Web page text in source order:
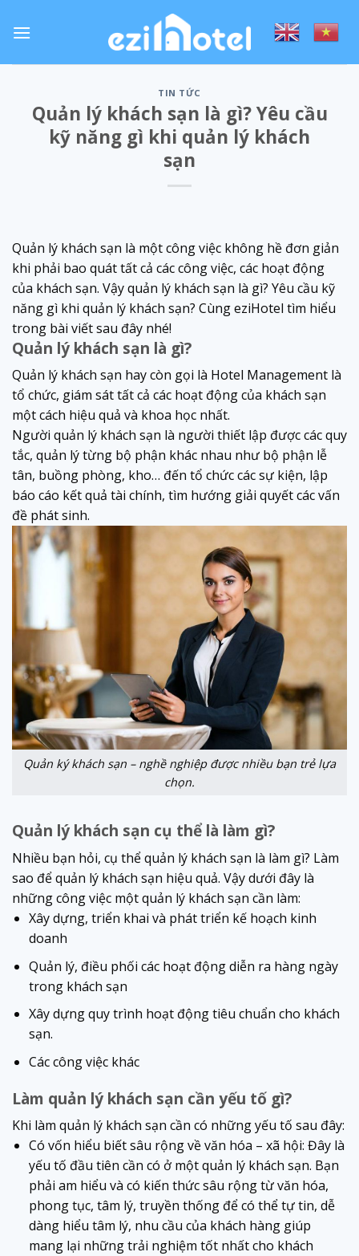
TIN TỨC
Quản lý khách sạn là gì? Yêu cầu
kỹ năng gì khi quản lý khách
sạn
Quản lý khách sạn là một công việc không hề đơn giản
khi phải bao quát tất cả các công việc, các hoạt động
của khách sạn. Vậy quản lý khách sạn là gì? Yêu cầu kỹ
năng gì khi quản lý khách sạn? Cùng eziHotel tìm hiểu
trong bài viết sau đây nhé!
Quản lý khách sạn là gì?
Quản lý khách sạn hay còn gọi là Hotel Management là
tổ chức, giám sát tất cả các hoạt động của khách sạn
một cách hiệu quả và khoa học nhất.
Người quản lý khách sạn là người thiết lập được các quy
tắc, quản lý từng bộ phận khác nhau như bộ phận lễ
tân, buồng phòng, kho… đến tổ chức các sự kiện, lập
báo cáo kết quả tài chính, tìm hướng giải quyết các vấn
đề phát sinh.
Quản ký khách sạn – nghề nghiệp được nhiều bạn trẻ lựa
chọn.
Quản lý khách sạn cụ thể là làm gì?
Nhiều bạn hỏi, cụ thể quản lý khách sạn là làm gì? Làm
sao để quản lý khách sạn hiệu quả. Vậy dưới đây là
những công việc một quản lý khách sạn cần làm:
Xây dựng, triển khai và phát triển kế hoạch kinh
doanh
Quản lý, điều phối các hoạt động diễn ra hàng ngày
trong khách sạn
Xây dựng quy trình hoạt động tiêu chuẩn cho khách
sạn.
Các công việc khác
Làm quản lý khách sạn cần yếu tố gì?
Khi làm quản lý khách sạn cần có những yếu tố sau đây:
Có vốn hiểu biết sâu rộng về văn hóa – xã hội: Đây là
yếu tố đầu tiên cần có ở một quản lý khách sạn. Bạn
phải am hiểu và có kiến thức sâu rộng từ văn hóa,
phong tục, tâm lý, truyền thống để có thể tự tin, dễ
dàng hiểu tâm lý, nhu cầu của khách hàng giúp
mang lại những trải nghiệm tốt nhất cho khách